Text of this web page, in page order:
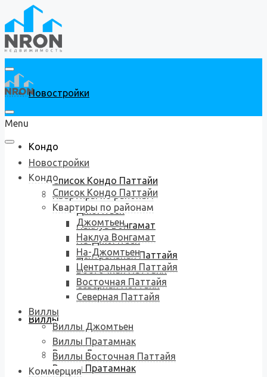
Новостройки
Кондо
Список Кондо Паттайи
Квартиры по районам
Джомтьен
Наклуа Вонгамат
На-Джомтьен
Центральная Паттайя
Восточная Паттайя
Северная Паттайя
Виллы
Виллы Джомтьен
Виллы Пратамнак
Menu
Новостройки
Кондо
Список Кондо Паттайи
Квартиры по районам
Джомтьен
Наклуа Вонгамат
На-Джомтьен
Центральная Паттайя
Восточная Паттайя
Северная Паттайя
Виллы
Виллы Джомтьен
Виллы Пратамнак
Виллы Восточная Паттайя
Коммерция